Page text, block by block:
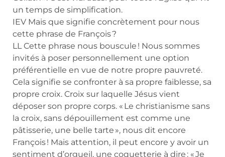
un temps de simplification.
IEV Mais que signifie concrètement pour nous
cette phrase de François ?
LL Cette phrase nous bouscule ! Nous sommes
invités à poser personnellement une option
préférentielle en vue de notre propre pauvreté.
Cela signifie se confronter à sa propre faiblesse, sa
propre croix. Croix sur laquelle Jésus vient
déposer son propre corps. « Le christianisme sans
la croix, sans dépouillement est comme une
pâtisserie, une belle tarte », nous dit encore
François ! Mais attention, il peut encore y avoir un
sentiment d’orgueil, une coquetterie à dire : « Je